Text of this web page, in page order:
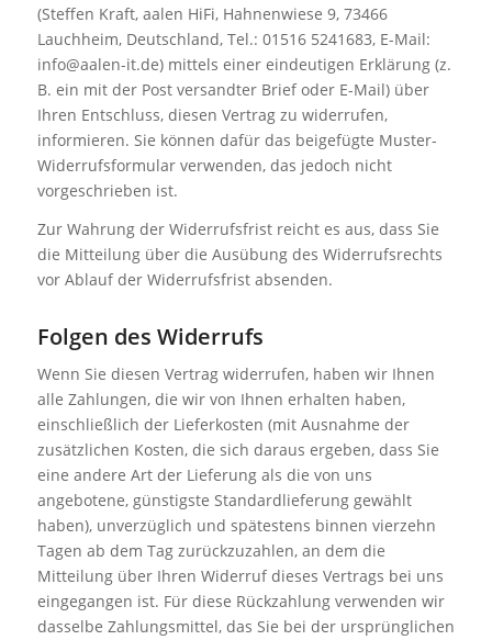
(Steffen Kraft, aalen HiFi, Hahnenwiese 9, 73466
Lauchheim, Deutschland, Tel.: 01516 5241683, E-Mail:
info@aalen-it.de) mittels einer eindeutigen Erklärung (z.
B. ein mit der Post versandter Brief oder E-Mail) über
Ihren Entschluss, diesen Vertrag zu widerrufen,
informieren. Sie können dafür das beigefügte Muster-
Widerrufsformular verwenden, das jedoch nicht
vorgeschrieben ist.
Zur Wahrung der Widerrufsfrist reicht es aus, dass Sie
die Mitteilung über die Ausübung des Widerrufsrechts
vor Ablauf der Widerrufsfrist absenden.
Folgen des Widerrufs
Wenn Sie diesen Vertrag widerrufen, haben wir Ihnen
alle Zahlungen, die wir von Ihnen erhalten haben,
einschließlich der Lieferkosten (mit Ausnahme der
zusätzlichen Kosten, die sich daraus ergeben, dass Sie
eine andere Art der Lieferung als die von uns
angebotene, günstigste Standardlieferung gewählt
haben), unverzüglich und spätestens binnen vierzehn
Tagen ab dem Tag zurückzuzahlen, an dem die
Mitteilung über Ihren Widerruf dieses Vertrags bei uns
eingegangen ist. Für diese Rückzahlung verwenden wir
dasselbe Zahlungsmittel, das Sie bei der ursprünglichen